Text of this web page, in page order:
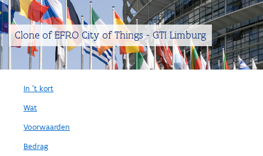
Clone of EFRO City of Things - GTI Limburg
In 't kort
Wat
Voorwaarden
Bedrag